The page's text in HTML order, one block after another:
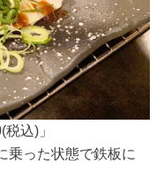
込)」
乗った状態で鉄板に